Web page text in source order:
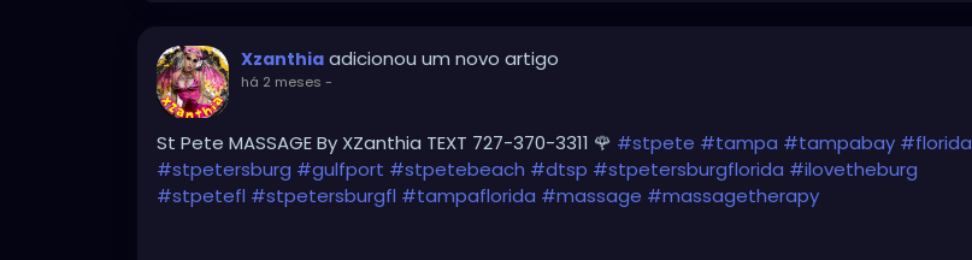
Xzanthia adicionou um novo artigo
há 2 meses -
St Pete MASSAGE By XZanthia TEXT 727-370-3311 🌹 #stpete #tampa #tampabay #florida
#stpetersburg #gulfport #stpetebeach #dtsp #stpetersburgflorida #ilovetheburg
#stpetefl #stpetersburgfl #tampaflorida #massage #massagetherapy